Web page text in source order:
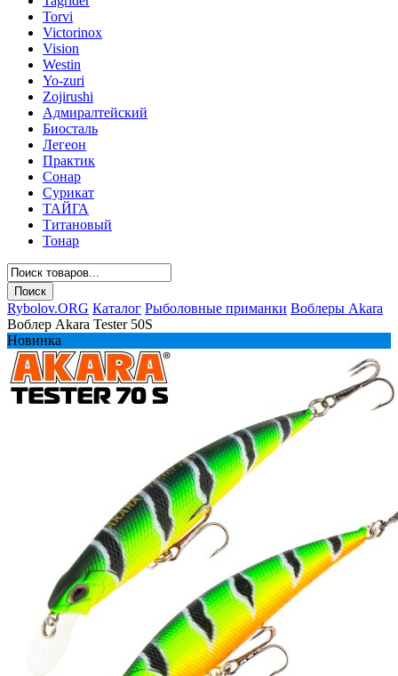
Torvi
Victorinox
Vision
Westin
Yo-zuri
Zojirushi
Адмиралтейский
Биосталь
Легеон
Практик
Сонар
Сурикат
ТАЙГА
Титановый
Тонар
Rybolov.ORG Каталог Рыболовные приманки Воблеры Akara
Воблер Akara Tester 50S
Новинка